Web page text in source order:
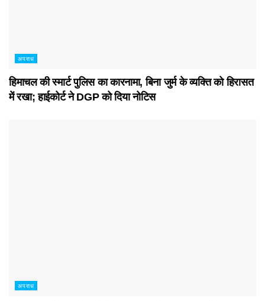
अपराध
हिमाचल की स्मार्ट पुलिस का कारनामा, बिना जुर्म के व्यक्ति को हिरासत
में रखा; हाईकोर्ट ने DGP को दिया नोटिस
अपराध